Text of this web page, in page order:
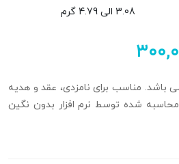
3.08 الی 4.79 گرم
باشد. مناسب برای نامزدی، عقد و هدیه
شده توسط نرم افزار بدون نگین